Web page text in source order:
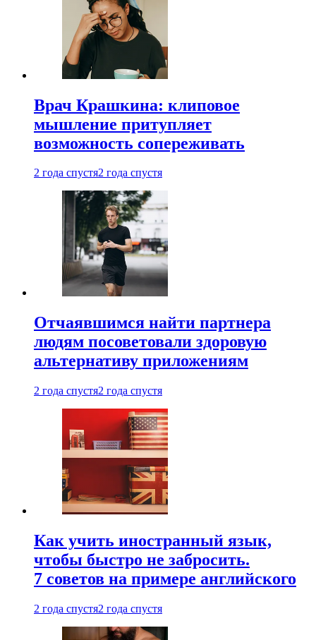
Врач Крашкина: клиповое
мышление притупляет
возможность сопереживать
2 года спустя2 года спустя
Отчаявшимся найти партнера
людям посоветовали здоровую
альтернативу приложениям
2 года спустя2 года спустя
Как учить иностранный язык,
чтобы быстро не забросить.
7 советов на примере английского
2 года спустя2 года спустя